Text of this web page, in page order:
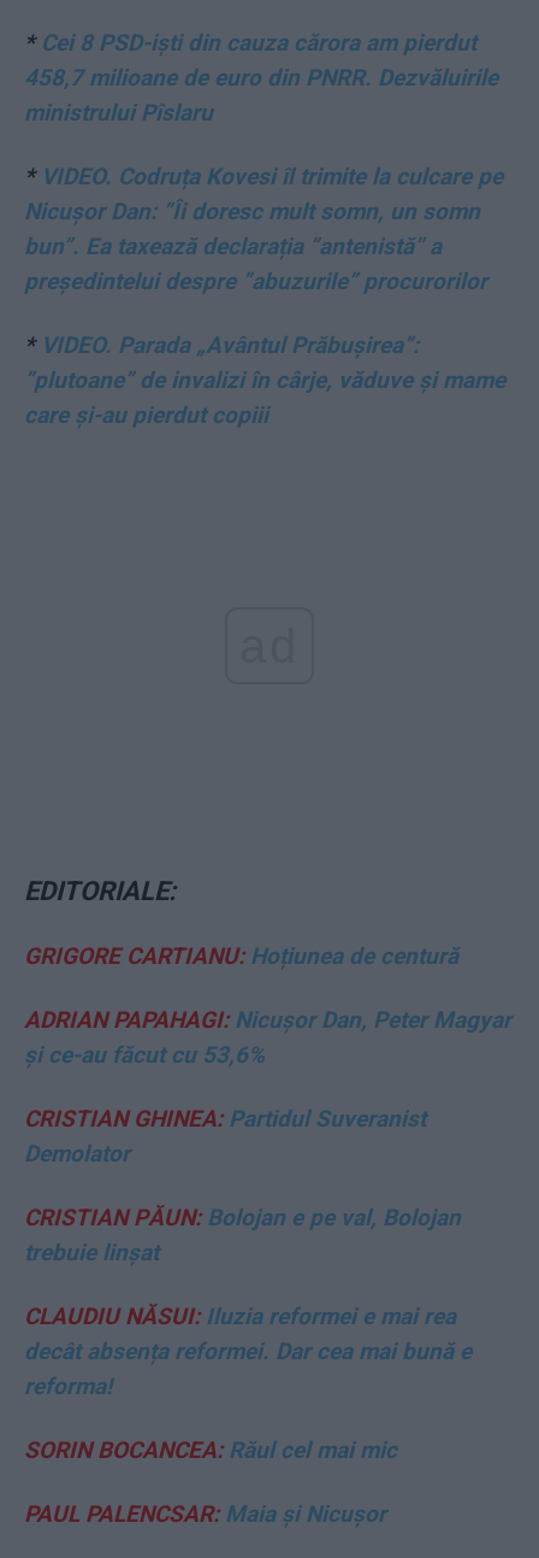
* Cei 8 PSD-iști din cauza cărora am pierdut
458,7 milioane de euro din PNRR. Dezvăluirile
ministrului Pîslaru
* VIDEO. Codruța Kovesi îl trimite la culcare pe
Nicușor Dan: ”Îi doresc mult somn, un somn
bun”. Ea taxează declarația ”antenistă” a
președintelui despre ”abuzurile” procurorilor
* VIDEO. Parada „Avântul Prăbușirea”:
”plutoane” de invalizi în cârje, văduve și mame
care și-au pierdut copiii
EDITORIALE:
GRIGORE CARTIANU:Hoțiunea de centură
ADRIAN PAPAHAGI:Nicușor Dan, Peter Magyar
și ce-au făcut cu 53,6%
CRISTIAN GHINEA:Partidul Suveranist
Demolator
CRISTIAN PĂUN:Bolojan e pe val, Bolojan
trebuie linșat
CLAUDIU NĂSUI:Iluzia reformei e mai rea
decât absența reformei. Dar cea mai bună e
reforma!
SORIN BOCANCEA:Răul cel mai mic
PAUL PALENCSAR:Maia și Nicușor